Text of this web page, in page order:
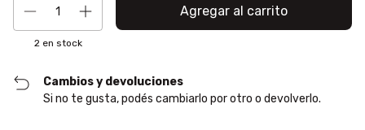
2 en stock
Cambios y devoluciones
Si no te gusta, podés cambiarlo por otro o devolverlo.